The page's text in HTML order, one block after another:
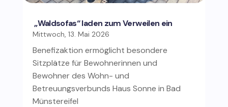
„Waldsofas“ laden zum Verweilen ein
Mittwoch, 13. Mai 2026
Benefizaktion ermöglicht besondere
Sitzplätze für Bewohnerinnen und
Bewohner des Wohn- und
Betreuungsverbunds Haus Sonne in Bad
Münstereifel